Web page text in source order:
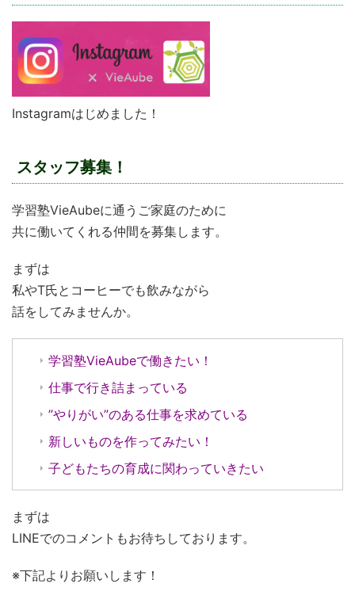
Instagramはじめました！
スタッフ募集！
学習塾VieAubeに通うご家庭のために
共に働いてくれる仲間を募集します。
まずは
私やT氏とコーヒーでも飲みながら
話をしてみませんか。
学習塾VieAubeで働きたい！
仕事で行き詰まっている
”やりがい”のある仕事を求めている
新しいものを作ってみたい！
子どもたちの育成に関わっていきたい
まずは
LINEでのコメントもお待ちしております。
※下記よりお願いします！